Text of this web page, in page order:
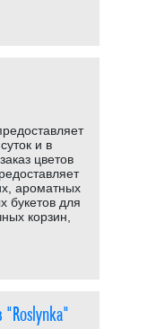
и в
цветов
ароматных
букетов для
корзин,
"Roslynka"